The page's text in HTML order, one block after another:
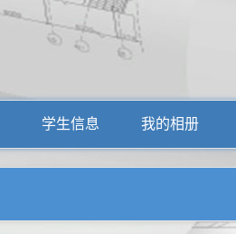
学生信息 我的相册